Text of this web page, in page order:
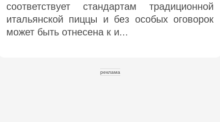
соответствует стандартам традиционной
итальянской пиццы и без особых оговорок
может быть отнесена к и...
реклама